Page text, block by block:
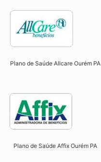
Plano de Saúde Allcare Ourém PA​
Plano de Saúde Affix Ourém PA​